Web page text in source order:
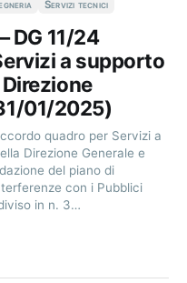
Servizi tecnici
DG 11/24
a supporto
01/2025)
quadro per Servizi a
Direzione Generale e
del piano di
con i Pubblici
in n. 3…